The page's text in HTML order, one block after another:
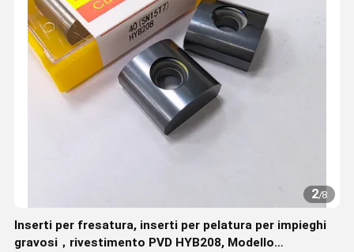
2/8
Inserti per fresatura, inserti per pelatura per impieghi
gravosi，rivestimento PVD HYB208, Modello